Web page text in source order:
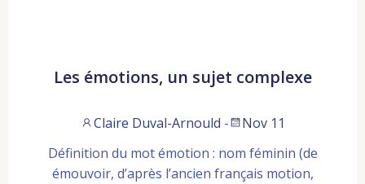
Les émotions, un sujet complexe
Claire Duval-Arnould -
Nov 11
Définition du mot émotion : nom féminin (de
émouvoir, d’après l’ancien français motion,